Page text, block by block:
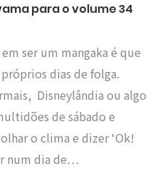
para o volume 34
ser um mangaka é que
dias de folga.
Disneylândia ou algo
de sábado e
o clima e dizer ‘Ok!
num dia de…